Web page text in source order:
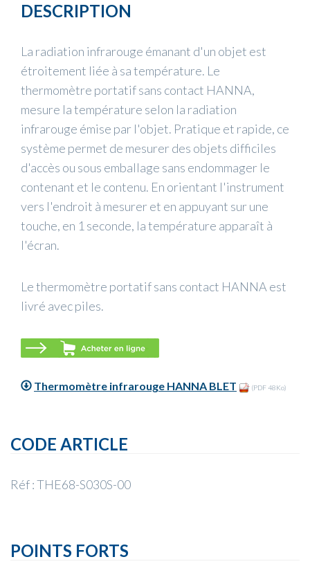
DESCRIPTION
La radiation infrarouge émanant d'un objet est
étroitement liée à sa température. Le
thermomètre portatif sans contact HANNA,
mesure la température selon la radiation
infrarouge émise par l'objet. Pratique et rapide, ce
système permet de mesurer des objets difficiles
d'accès ou sous emballage sans endommager le
contenant et le contenu. En orientant l'instrument
vers l'endroit à mesurer et en appuyant sur une
touche, en 1 seconde, la température apparaît à
l'écran.
Le thermomètre portatif sans contact HANNA est
livré avec piles.
Thermomètre infrarouge HANNA BLET (PDF 48Ko)
CODE ARTICLE
Réf : THE68-S030S-00
POINTS FORTS